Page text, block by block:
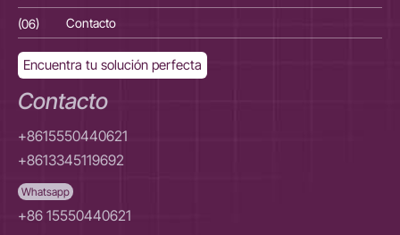
(06)
Contacto
Encuentra tu solución perfecta
Contacto
+8615550440621
+8613345119692
Whatsapp
+86 15550440621